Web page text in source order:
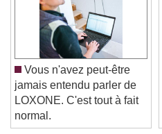
Vous n'avez peut-être
jamais entendu parler de
LOXONE. C'est tout à fait
normal.